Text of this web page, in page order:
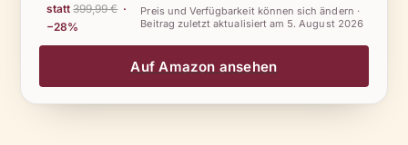
statt399,99 € ·
−28%
Preis und Verfügbarkeit können sich ändern ·
Beitrag zuletzt aktualisiert am 5. August 2026
Auf Amazon ansehen